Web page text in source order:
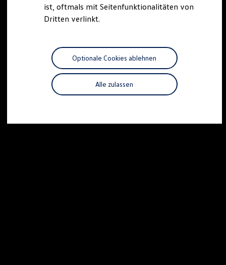
Software Updates
Service und Ersatzteile
Motorenöl und Flüssigkeiten
Räder und Reifen
Pannen- und Unfallhilfe
Economy Service
Volkswagen Teile
Zubehör
ist, oftmals mit Seitenfunktionalitäten von
Dritten verlinkt.
Alle zulassen
Optionale Cookies ablehnen